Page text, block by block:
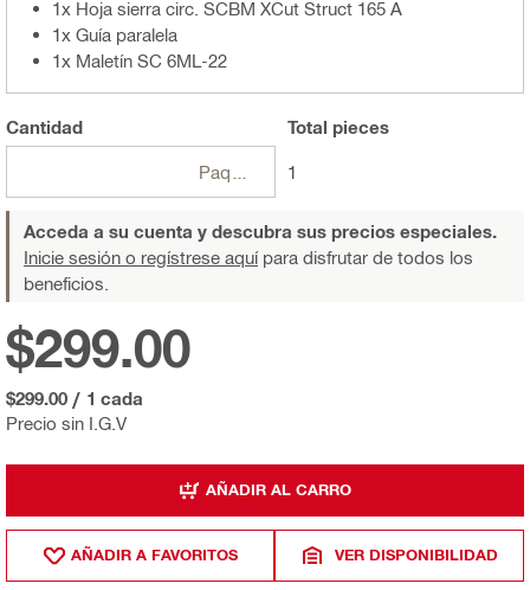
1x Hoja sierra circ. SCBM XCut Struct 165 A
1x Guía paralela
1x Maletín SC 6ML-22
Cantidad Total pieces
1
Acceda a su cuenta y descubra sus precios especiales.
Inicie sesión o regístrese aquípara disfrutar de todos los
beneficios.
Precio sin I.G.V
$299.00
$299.00 / 1 cada
AÑADIR AL CARRO
AÑADIR A FAVORITOS VER DISPONIBILIDAD